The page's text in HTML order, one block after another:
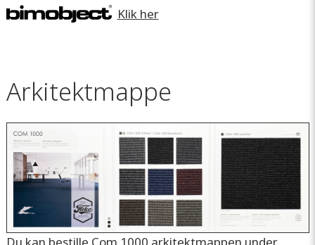
Klik her
Arkitektmappe
Du kan bestille Com 1000 arkitektmappen under